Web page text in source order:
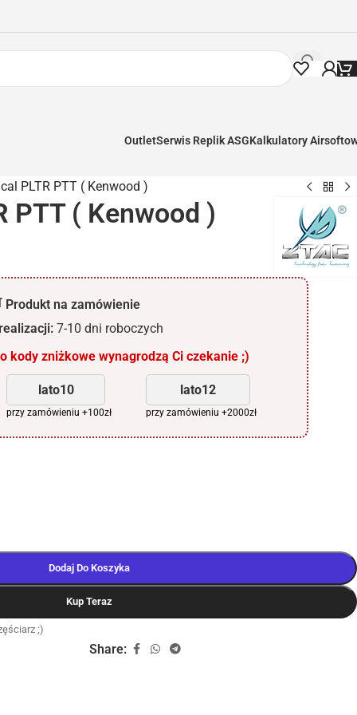
OutletSerwis Replik ASGKalkulatory
PLTR PTT ( Kenwood )
PTT ( Kenwood )
Produkt na zamówienie
7-10 dni roboczych
kody zniżkowe wynagrodzą Ci czekanie ;)
lato10
przy zamówieniu +100zł
lato12
przy zamówieniu +2000zł
Dodaj Do Koszyka
Kup Teraz
;)
Share: